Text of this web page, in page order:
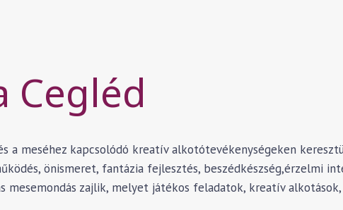
Cegléd
a meséhez kapcsolódó kreatív alkotótevékenységeken
önismeret, fantázia fejlesztés, beszédkészség,érzelmi
mesemondás zajlik, melyet játékos feladatok, kreatív